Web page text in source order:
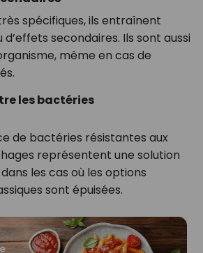
spécifiques, ils entraînent
secondaires. Ils sont aussi
même en cas de
les bactéries
de bactéries résistantes aux
représentent une solution
les cas où les options
sont épuisées.